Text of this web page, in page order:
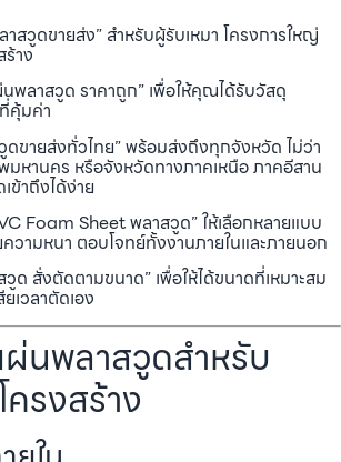
สวูดขายส่ง” สำหรับผู้รับเหมา โครงการใหญ่
าง
นพลาสวูด ราคาถูก” เพื่อให้คุณได้รับวัสดุ
คุ้มค่า
ดขายส่งทั่วไทย” พร้อมส่งถึงทุกจังหวัด ไม่ว่า
หานคร หรือจังหวัดทางภาคเหนือ ภาคอีสาน
ข้าถึงได้ง่าย
Foam Sheet พลาสวูด” ให้เลือกหลายแบบ
ความหนา ตอบโจทย์ทั้งงานภายในและภายนอก
ด สั่งตัดตามขนาด” เพื่อให้ได้ขนาดที่เหมาะสม
เวลาตัดเอง
ผ่นพลาสวูดสำหรับ
รงสร้าง